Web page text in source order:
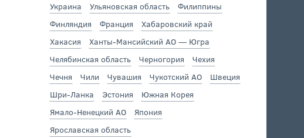
Украина
Ульяновская область
Филиппины
Финляндия
Франция
Хабаровский край
Хакасия
Ханты-Мансийский АО — Югра
Челябинская область
Черногория
Чехия
Чечня
Чили Чувашия Чукотский АО
Швеция
Шри-Ланка
Эстония
Южная Корея
Ямало-Ненецкий АО
Япония
Ярославская область